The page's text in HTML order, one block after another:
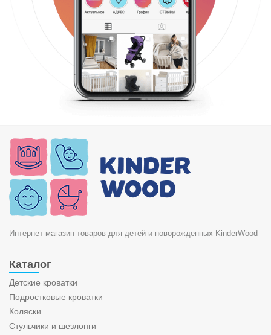
Интернет-магазин товаров для детей и новорожденных KinderWood
Каталог
Детские кроватки
Подростковые кроватки
Коляски
Стульчики и шезлонги